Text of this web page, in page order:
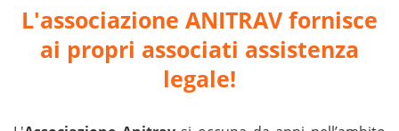
L'associazione ANITRAV fornisce
ai propri associati assistenza
legale!